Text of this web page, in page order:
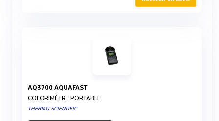
AQ3700 AQUAFAST
COLORIMÈTRE PORTABLE
THERMO SCIENTIFIC